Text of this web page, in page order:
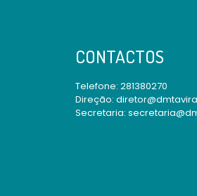
CONTACTOS
Telefone: 281380270
Direção:
Secretaria: